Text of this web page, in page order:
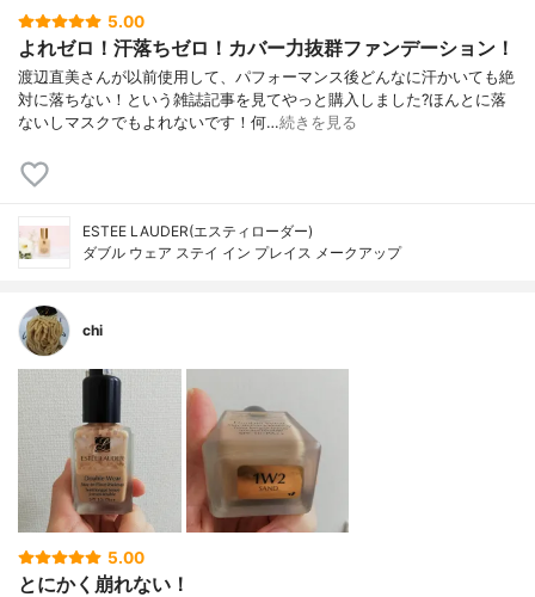
5.00
よれゼロ！汗落ちゼロ！カバー力抜群ファンデーション！
渡辺直美さんが以前使用して、パフォーマンス後どんなに汗かいても絶
対に落ちない！という雑誌記事を見てやっと購入しました?ほんとに落
ないしマスクでもよれないです！何…続きを見る
ESTEE LAUDER(エスティローダー)
ダブル ウェア ステイ イン プレイス メークアップ
chi
5.00
とにかく崩れない！